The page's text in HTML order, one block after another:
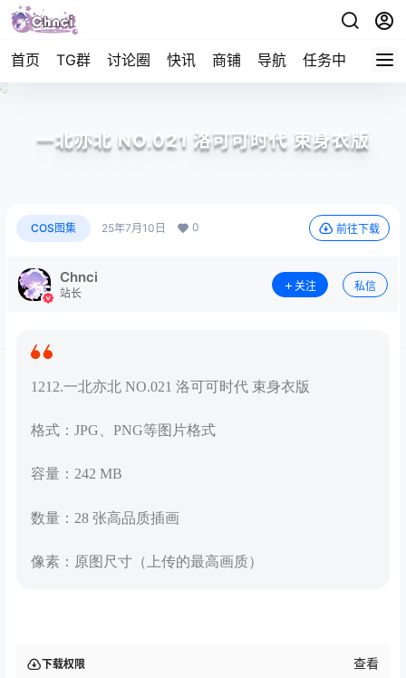
首页 TG群 讨论圈 快讯 商铺 导航 任务中心 帮助
一北亦北 NO.021 洛可可时代 束身衣版
COS图集 25年7月10日 0 前往下载
Chnci
站长
关注 私信
1212.一北亦北 NO.021 洛可可时代 束身衣版
格式：JPG、PNG等图片格式
容量：242 MB
数量：28 张高品质插画
像素：原图尺寸（上传的最高画质）
下载权限 查看